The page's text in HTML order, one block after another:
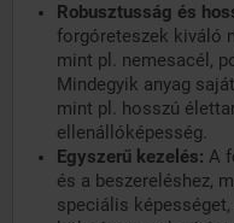
Robusztusság és
forgóreteszek kiváló
mint pl. nemesacél,
Mindegyik anyag
mint pl. hosszú
ellenállóképesség.
Egyszerű kezelés: A
és a beszereléshez,
speciális